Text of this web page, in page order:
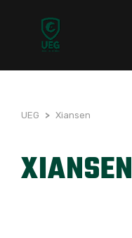
UEG > Xiansen
XIANSEN